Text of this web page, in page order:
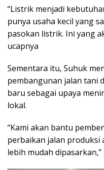
“Listrik menjadi
punya usaha kecil yang
pasokan listrik. Ini yang
ucapnya
Sementara itu, Suhuk
pembangunan jalan tani
baru sebagai upaya
lokal.
“Kami akan bantu
perbaikan jalan produksi
lebih mudah dipasarkan,”